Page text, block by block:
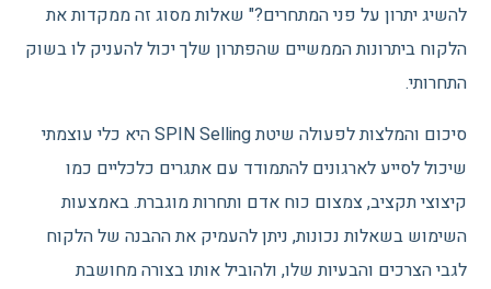
להשיג יתרון על פני המתחרים?" שאלות מסוג זה ממקדות את
הלקוח ביתרונות הממשיים שהפתרון שלך יכול להעניק לו בשוק
התחרותי.
סיכום והמלצות לפעולה שיטת SPIN Selling היא כלי עוצמתי
שיכול לסייע לארגונים להתמודד עם אתגרים כלכליים כמו
קיצוצי תקציב, צמצום כוח אדם ותחרות מוגברת. באמצעות
השימוש בשאלות נכונות, ניתן להעמיק את ההבנה של הלקוח
לגבי הצרכים והבעיות שלו, ולהוביל אותו בצורה מחושבת